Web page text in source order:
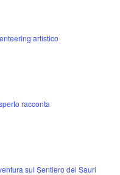
artistico
racconta
sul Sentiero dei Sauri